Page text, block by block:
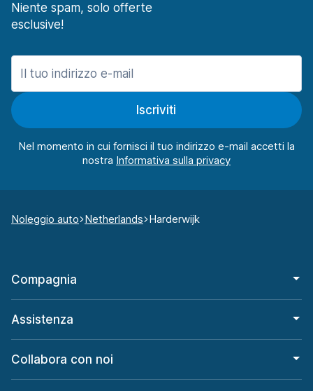
Niente spam, solo offerte
esclusive!
Iscriviti
Nel momento in cui fornisci il tuo indirizzo e-mail accetti la
nostra
Noleggio auto Netherlands Harderwijk
Compagnia
Assistenza
Collabora con noi